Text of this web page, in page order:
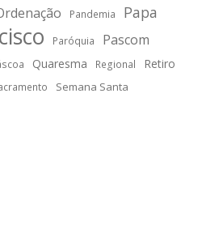
Pandemia Papa
Paróquia
Pascom
Quaresma Regional Retiro
Semana Santa